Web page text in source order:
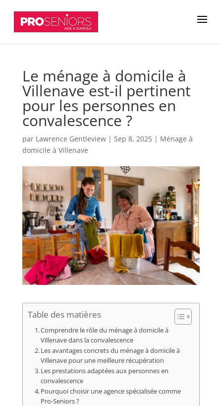
Le ménage à domicile à
Villenave est-il pertinent
pour les personnes en
convalescence ?
par Lawrence Gentleview| Sep 8, 2025| Ménage à
domicile à Villenave
Table des matières
Comprendre le rôle du ménage à domicile à
Villenave dans la convalescence
Les avantages concrets du ménage à domicile à
Villenave pour une meilleure récupération
Les prestations adaptées aux personnes en
convalescence
Pourquoi choisir une agence spécialisée comme
Pro-Seniors ?